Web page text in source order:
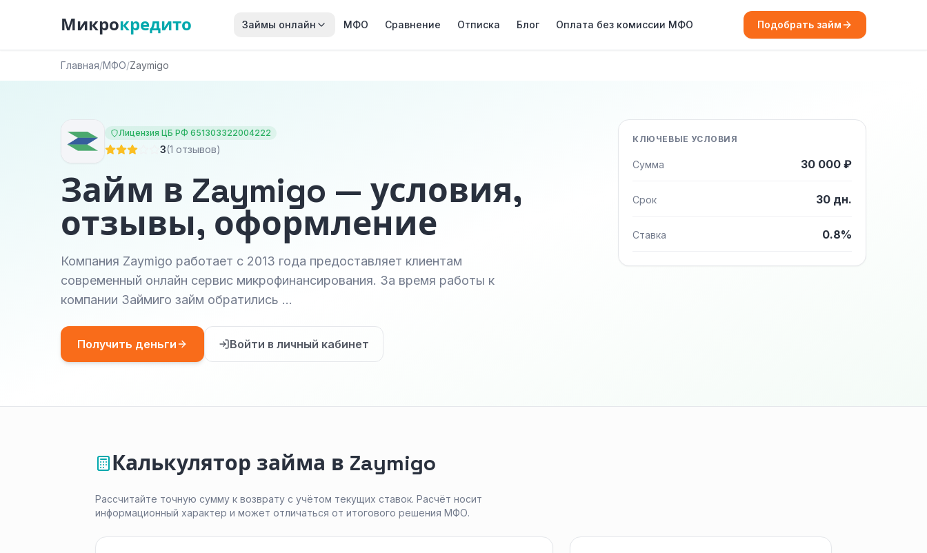
Микрокредито Займы онлайн МФО Сравнение Отписка Блог Оплата без комиссии МФО Подобрать займ
Главная/МФО/Zaymigo
Лицензия ЦБ РФ 651303322004222
3(1 отзывов)
Займ в Zaymigo — условия,
отзывы, оформление
Компания Zaymigo работает с 2013 года предоставляет клиентам
современный онлайн сервис микрофинансирования. За время работы к
компании Займиго займ обратились …
Получить деньги Войти в личный кабинет
КЛЮЧЕВЫЕ УСЛОВИЯ
Сумма 30 000 ₽
Срок 30 дн.
Ставка 0.8%
Калькулятор займа в Zaymigo
Рассчитайте точную сумму к возврату с учётом текущих ставок. Расчёт носит
информационный характер и может отличаться от итогового решения МФО.